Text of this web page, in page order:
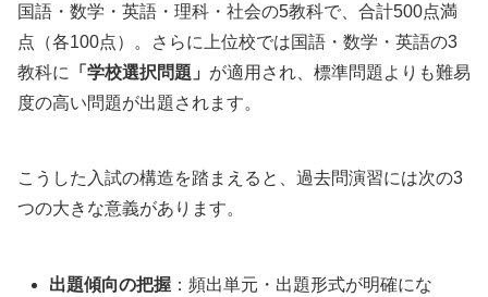
国語・数学・英語・理科・社会の5教科で、合計500点満
点（各100点）。さらに上位校では国語・数学・英語の3
教科に
「学校選択問題」 が適用され、標準問題よりも難易
度の高い問題が出題されます。
こうした入試の構造を踏まえると、過去問演習には次の3
つの大きな意義があります。
出題傾向の把握 ：頻出単元・出題形式が明確にな